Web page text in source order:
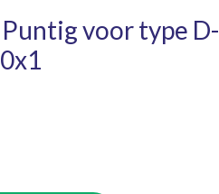
voor type D-